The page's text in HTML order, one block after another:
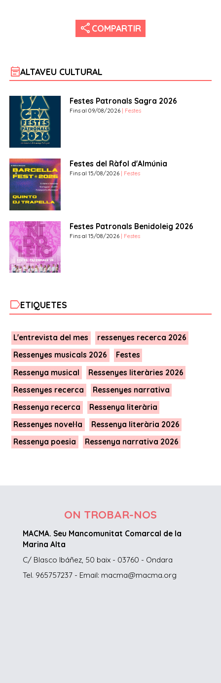
share COMPARTIR
event_noteALTAVEU CULTURAL
Festes Patronals Sagra 2026
Fins al 09/08/2026 | Festes
Festes del Ràfol d'Almúnia
Fins al 15/08/2026 | Festes
Festes Patronals Benidoleig 2026
Fins al 15/08/2026 | Festes
labelETIQUETES
L'entrevista del mes
ressenyes recerca 2026
Ressenyes musicals 2026
Festes
Ressenya musical
Ressenyes literàries 2026
Ressenyes recerca
Ressenyes narrativa
Ressenya recerca
Ressenya literària
Ressenyes novel·la
Ressenya literària 2026
Ressenya poesia
Ressenya narrativa 2026
ON TROBAR-NOS
MACMA. Seu Mancomunitat Comarcal de la
Marina Alta
C/ Blasco Ibáñez, 50 baix - 03760 - Ondara
Tel. 965757237 - Email: macma@macma.org